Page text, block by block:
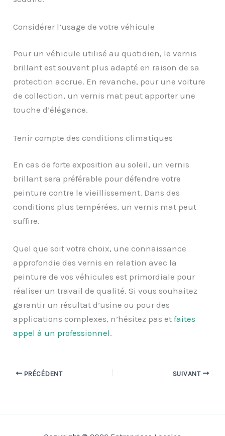
Considérer l’usage de votre véhicule
Pour un véhicule utilisé au quotidien, le vernis
brillant est souvent plus adapté en raison de sa
protection accrue. En revanche, pour une voiture
de collection, un vernis mat peut apporter une
touche d’élégance.
Tenir compte des conditions climatiques
En cas de forte exposition au soleil, un vernis
brillant sera préférable pour défendre votre
peinture contre le vieillissement. Dans des
conditions plus tempérées, un vernis mat peut
suffire.
Quel que soit votre choix, une connaissance
approfondie des vernis en relation avec la
peinture de vos véhicules est primordiale pour
réaliser un travail de qualité. Si vous souhaitez
garantir un résultat d’usine ou pour des
applications complexes, n’hésitez pas etfaites
appel à un professionnel.
PRÉCÉDENT SUIVANT